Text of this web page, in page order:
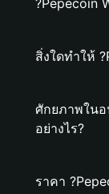
?Pepecoin
สิ่งใดทำให้
ศักยภาพในอ
อย่างไร?
ราคา